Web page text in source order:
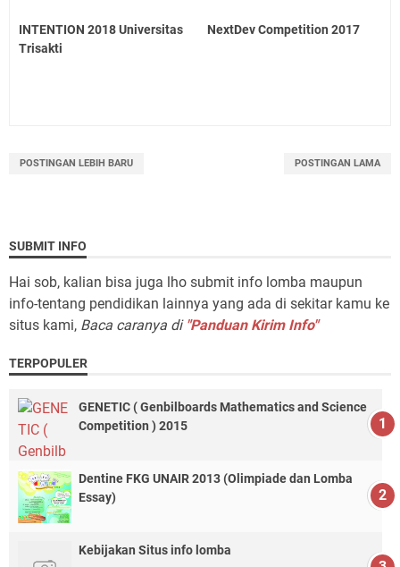
INTENTION 2018 Universitas
Trisakti
NextDev Competition 2017
POSTINGAN LEBIH BARU POSTINGAN LAMA
SUBMIT INFO
Hai sob, kalian bisa juga lho submit info lomba maupun
info-tentang pendidikan lainnya yang ada di sekitar kamu ke
situs kami, Baca caranya di "Panduan Kirim Info"
TERPOPULER
GENETIC ( Genbilboards Mathematics and Science
Competition ) 2015
Dentine FKG UNAIR 2013 (Olimpiade dan Lomba
Essay)
Kebijakan Situs info lomba